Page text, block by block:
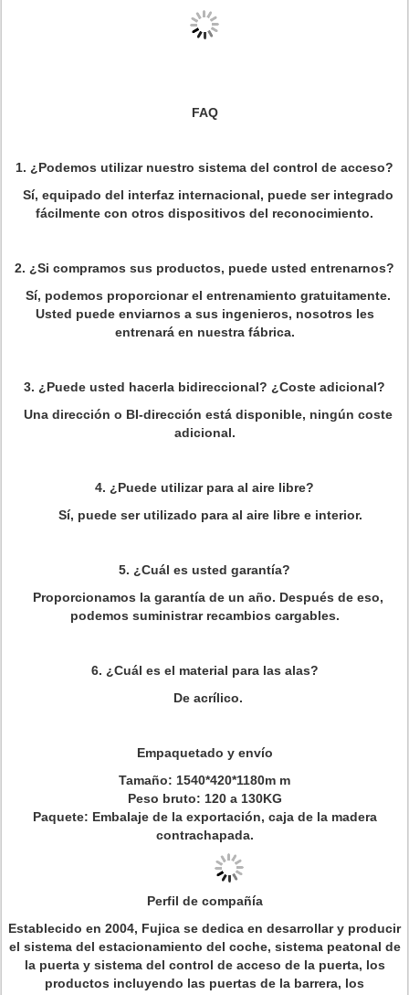
FAQ
1. ¿Podemos utilizar nuestro sistema del control de acceso?
Sí, equipado del interfaz internacional, puede ser integrado
fácilmente con otros dispositivos del reconocimiento.
2. ¿Si compramos sus productos, puede usted entrenarnos?
Sí, podemos proporcionar el entrenamiento gratuitamente.
Usted puede enviarnos a sus ingenieros, nosotros les
entrenará en nuestra fábrica.
3. ¿Puede usted hacerla bidireccional? ¿Coste adicional?
Una dirección o BI-dirección está disponible, ningún coste
adicional.
4. ¿Puede utilizar para al aire libre?
Sí, puede ser utilizado para al aire libre e interior.
5. ¿Cuál es usted garantía?
Proporcionamos la garantía de un año. Después de eso,
podemos suministrar recambios cargables.
6. ¿Cuál es el material para las alas?
De acrílico.
Empaquetado y envío
Tamaño: 1540*420*1180m m
Peso bruto: 120 a 130KG
Paquete: Embalaje de la exportación, caja de la madera
contrachapada.
Perfil de compañía
Establecido en 2004, Fujica se dedica en desarrollar y producir
el sistema del estacionamiento del coche, sistema peatonal de
la puerta y sistema del control de acceso de la puerta, los
productos incluyendo las puertas de la barrera, los